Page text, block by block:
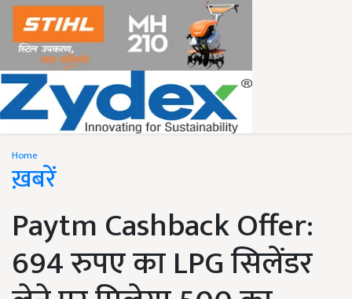
Home
ख़बरें
Paytm Cashback Offer:
694 रुपए का LPG सिलेंडर